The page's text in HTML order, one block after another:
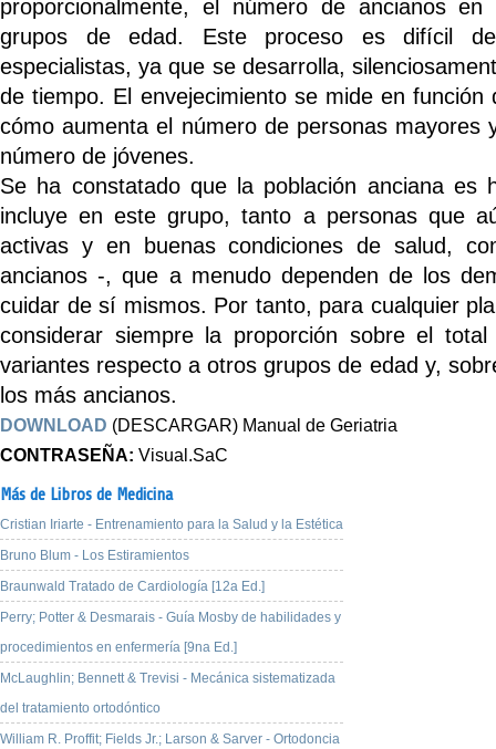
proporcionalmente, el número de ancianos
grupos de edad. Este proceso es difícil
especialistas, ya que se desarrolla,
de tiempo. El envejecimiento se mide en función
cómo aumenta el número de personas mayores
número de jóvenes.
Se ha constatado que la población anciana es
incluye en este grupo, tanto a personas que
activas y en buenas condiciones de salud,
ancianos -, que a menudo dependen de los
cuidar de sí mismos. Por tanto, para cualquier
considerar siempre la proporción sobre el
variantes respecto a otros grupos de edad y,
los más ancianos.
DOWNLOAD (DESCARGAR) Manual de Geriatria
CONTRASEÑA: Visual.SaC
Más de Libros de Medicina
Cristian Iriarte - Entrenamiento para la Salud y la Estética
Bruno Blum - Los Estiramientos
Braunwald Tratado de Cardiología [12a Ed.]
Perry; Potter & Desmarais - Guía Mosby de habilidades y
procedimientos en enfermería [9na Ed.]
McLaughlin; Bennett & Trevisi - Mecánica sistematizada
del tratamiento ortodóntico
William R. Proffit; Fields Jr.; Larson & Sarver - Ortodoncia